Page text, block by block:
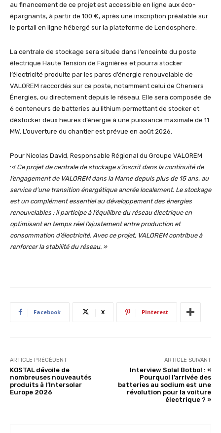
au financement de ce projet est accessible en ligne aux éco-
épargnants, à partir de 100 €, après une inscription préalable sur
le portail en ligne hébergé sur la plateforme de Lendosphere.
La centrale de stockage sera située dans l’enceinte du poste
électrique Haute Tension de Fagnières et pourra stocker
l’électricité produite par les parcs d’énergie renouvelable de
VALOREM raccordés sur ce poste, notamment celui de Cheniers
Énergies, ou directement depuis le réseau. Elle sera composée de
6 conteneurs de batteries au lithium permettant de stocker et
déstocker deux heures d’énergie à une puissance maximale de 11
MW. L’ouverture du chantier est prévue en août 2026.
Pour Nicolas David, Responsable Régional du Groupe VALOREM
:« Ce projet de centrale de stockage s’inscrit dans la continuité de
l’engagement de VALOREM dans la Marne depuis plus de 15 ans, au
service d’une transition énergétique ancrée localement. Le stockage
est un complément essentiel au développement des énergies
renouvelables : il participe à l’équilibre du réseau électrique en
optimisant en temps réel l’ajustement entre production et
consommation d’électricité. Avec ce projet, VALOREM contribue à
renforcer la stabilité du réseau. »
Facebook X Pinterest
ARTICLE PRÉCÉDENT
KOSTAL dévoile de
nombreuses nouveautés
produits à l’Intersolar
Europe 2026
ARTICLE SUIVANT
Interview Solal Botbol : «
Pourquoi l’arrivée des
batteries au sodium est une
révolution pour la voiture
électrique ? »